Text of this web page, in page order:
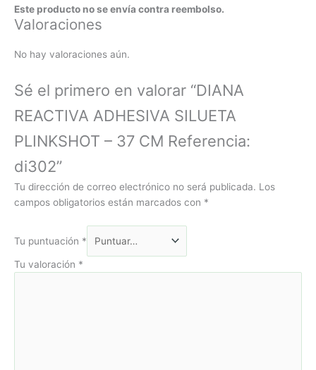
di302
cantidad
Este producto no se envía contra reembolso.
Valoraciones
No hay valoraciones aún.
Sé el primero en valorar “DIANA
REACTIVA ADHESIVA SILUETA
PLINKSHOT – 37 CM Referencia:
di302”
Tu dirección de correo electrónico no será publicada. Los
campos obligatorios están marcados con *
Tu puntuación *
Tu valoración *